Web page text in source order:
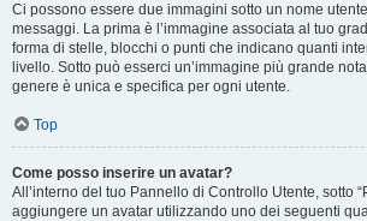
Ci possono essere due immagini sotto un nome
messaggi. La prima è l’immagine associata al tuo
forma di stelle, blocchi o punti che indicano quanti
livello. Sotto può esserci un’immagine più grande
genere è unica e specifica per ogni utente.
Top
Come posso inserire un avatar?
All’interno del tuo Pannello di Controllo Utente, sotto
aggiungere un avatar utilizzando uno dei seguenti